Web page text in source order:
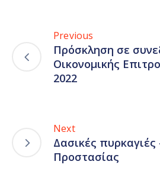
Previous
Πρόσκληση σε
Οικονομικής
2022
Next
Δασικές πυρκαγιές
Προστασίας